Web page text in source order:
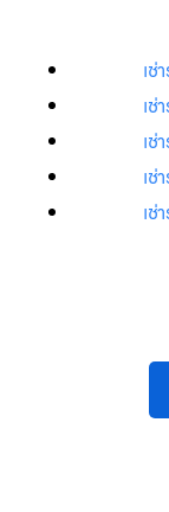
เช่
เช่
เช่
เช่
เช่